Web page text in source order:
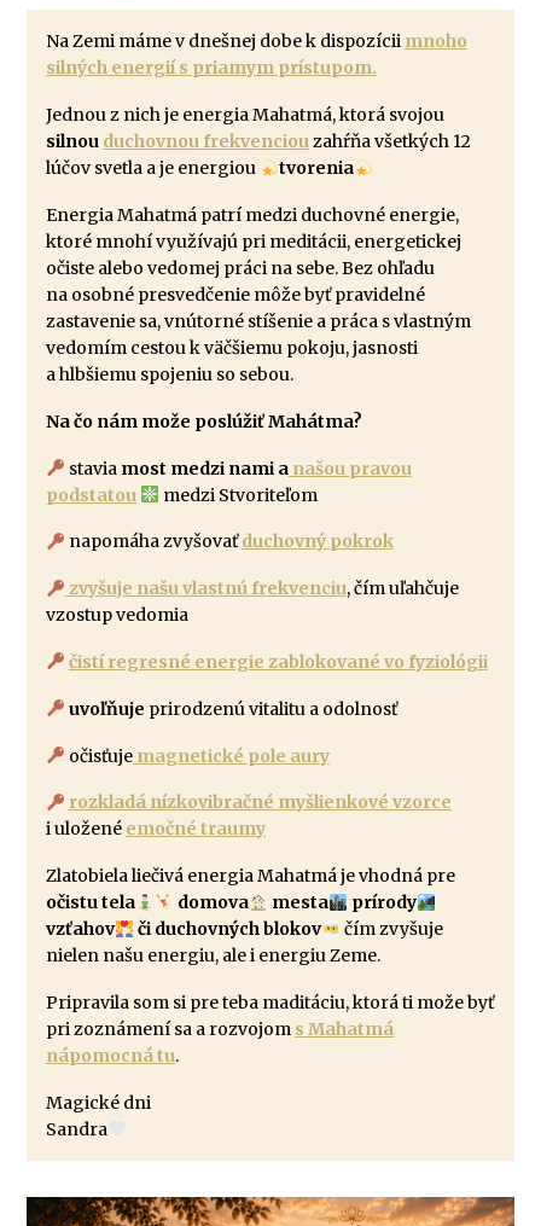
Na Zemi máme v dnešnej dobe k dispozícii mnoho
silných energií s priamym prístupom.
Jednou z nich je energia Mahatmá, ktorá svojou
silnou duchovnou frekvenciouzahŕňa všetkých 12
lúčov svetla a je energiou
tvorenia
Energia Mahatmá patrí medzi duchovné energie,
ktoré mnohí využívajú pri meditácii, energetickej
očiste alebo vedomej práci na sebe. Bez ohľadu
na osobné presvedčenie môže byť pravidelné
zastavenie sa, vnútorné stíšenie a práca s vlastným
vedomím cestou k väčšiemu pokoju, jasnosti
a hlbšiemu spojeniu so sebou.
Na čo nám može poslúžiť Mahátma?
stavia most medzi nami anašou pravou
podstatou
medzi Stvoriteľom
napomáha zvyšovaťduchovný pokrok
zvyšuje našu vlastnú frekvenciu, čím uľahčuje
vzostup vedomia
čistí regresné energie zablokované vo fyziológii
uvoľňuje prirodzenú vitalitu a odolnosť
očisťujemagnetické pole aury
rozkladá nízkovibračné myšlienkové vzorce
i uložené emočné traumy
Zlatobiela liečivá energia Mahatmá je vhodná pre
očistu tela
domova mesta
prírody
vzťahov
či duchovných blokov
čím zvyšuje
nielen našu energiu, ale i energiu Zeme.
Pripravila som si pre teba maditáciu, ktorá ti može byť
pri zoznámení sa a rozvojom s Mahatmá
nápomocná tu.
Magické dni
Sandra